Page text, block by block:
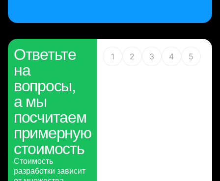
Ответьте
на
вопросы,
а мы
посчитаем
примерную
стоимость
Стоимость
разработки зависит
1 2 3 4 5